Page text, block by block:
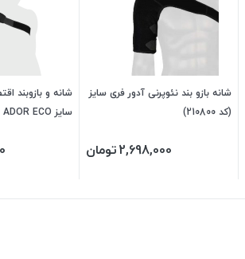
شانه بازو بند نئوپرنی آدور فری سایز
(کد 210800)
2,698,000تومان
شانه و بازوبند
سایز ADOR ECO (کد 270100)